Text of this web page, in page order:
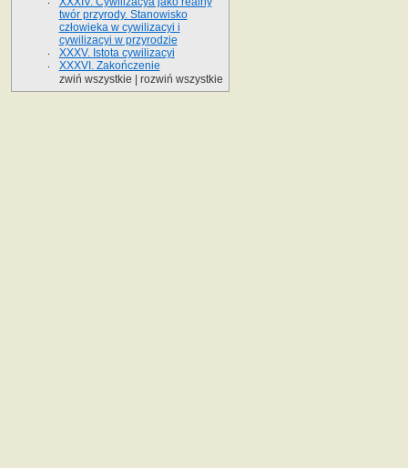
twór przyrody. Stanowisko
człowieka w cywilizacyi i
cywilizacyi w przyrodzie
XXXV. Istota cywilizacyi
XXXVI. Zakończenie
zwiń wszystkie
rozwiń wszystkie